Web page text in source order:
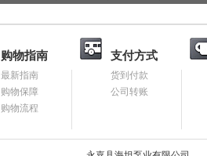
购物指南
最新指南
购物保障
购物流程
支付方式
货到付款
公司转账